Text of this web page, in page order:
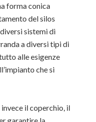
forma conica
del silos
sistemi di
a diversi tipi di
alle esigenze
che si
il coperchio, il